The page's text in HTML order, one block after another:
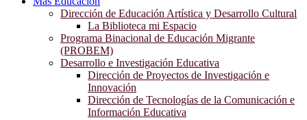
Dirección de Educación Artística y Desarrollo Cultural
La Biblioteca mi Espacio
Programa Binacional de Educación Migrante
(PROBEM)
Desarrollo e Investigación Educativa
Dirección de Proyectos de Investigación e
Innovación
Dirección de Tecnologías de la Comunicación e
Información Educativa